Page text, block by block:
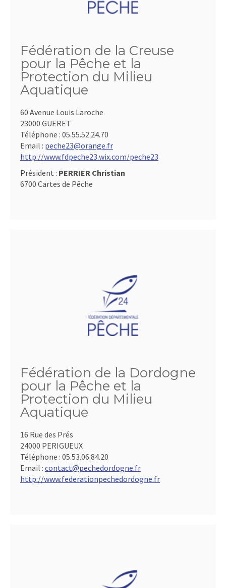
Fédération de la Creuse
pour la Pêche et la
Protection du Milieu
Aquatique
60 Avenue Louis Laroche
23000 GUERET
Téléphone : 05.55.52.24.70
Email : peche23@orange.fr
http://www.fdpeche23.wix.com/peche23
Président : PERRIER Christian
6700 Cartes de Pêche
Fédération de la Dordogne
pour la Pêche et la
Protection du Milieu
Aquatique
16 Rue des Prés
24000 PERIGUEUX
Téléphone : 05.53.06.84.20
Email : contact@pechedordogne.fr
http://www.federationpechedordogne.fr